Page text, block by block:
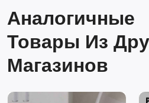
Аналогичные
Товары Из
Магазинов